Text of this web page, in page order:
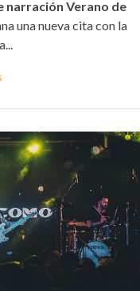
narración Verano de
una nueva cita con la